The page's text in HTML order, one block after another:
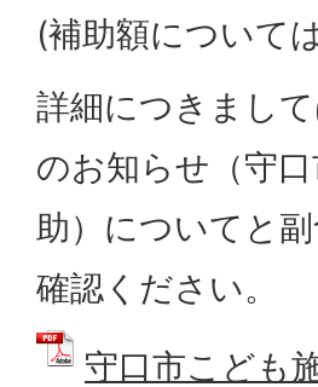
(補助額について
詳細につきまし
のお知らせ（守
助）についてと
確認ください。
守口市こども